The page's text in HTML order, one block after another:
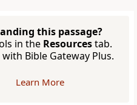
this passage?
in the Resourcestab.
with Bible Gateway Plus.
Learn More